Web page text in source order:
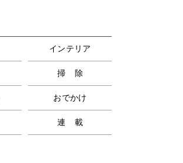
インテリア
掃除
おでかけ
連載